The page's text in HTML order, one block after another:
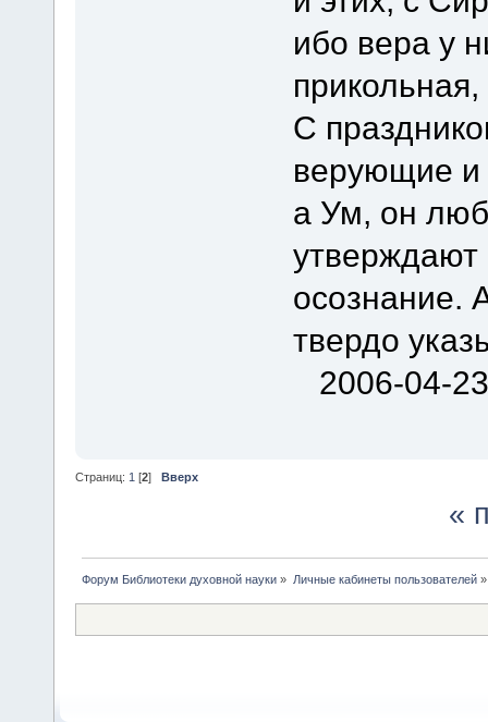
ибо вера у
С
верующие и
а Ум, он
утверждают
осознание.
твердо
2006-04-23
Страниц: 1 [2] Вверх
«
Форум Библиотеки духовной науки » Личные кабинеты пользователей»